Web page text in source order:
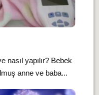
nasıl yapılır? Bebek
anne ve baba...